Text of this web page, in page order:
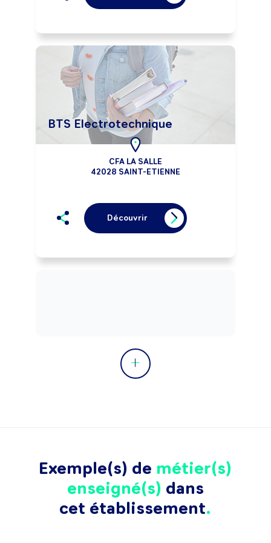
BTS Electrotechnique
CFA LA SALLE
42028 SAINT-ETIENNE
Découvrir
Exemple(s) de métier(s)
enseigné(s) dans
cet établissement